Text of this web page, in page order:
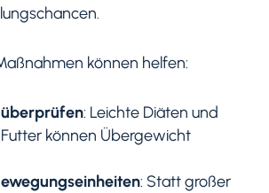
können helfen:
: Leichte Diäten und
können Übergewicht
: Statt großer